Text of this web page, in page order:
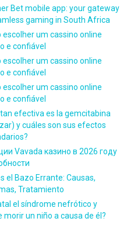
Bet mobile app: your gateway
gaming in South Africa
escolher um cassino online
e confiável
escolher um cassino online
e confiável
escolher um cassino online
e confiável
tan efectiva es la gemcitabina
y cuáles son sus efectos
Vavada казино в 2026 году
el Bazo Errante: Causas,
Tratamiento
el síndrome nefrótico y
morir un niño a causa de él?